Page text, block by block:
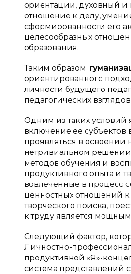
ориентации, духовный и
отношение к делу,
сформированности его
целесообразных
образования.
Таким образом,
ориентированного
личности будущего
педагогических
Одним из таких условий
включение ее
проявляться в освоении
нетривиальном решении
методов обучения и
продуктивного опыта и
вовлеченные в процесс
ценностных отношений к
творческого поиска,
к труду является
Следующий фактор,
Личностно-
продуктивной «Я»-
система представлений